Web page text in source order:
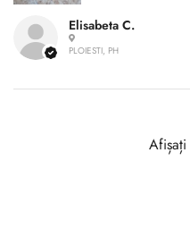
Elisabeta C.
PLOIESTI, PH